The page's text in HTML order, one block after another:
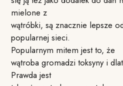
mielone z
wątróbki, są znacznie lepsze
popularnej sieci.
Popularnym mitem jest to, że
wątroba gromadzi toksyny i
Prawda jest